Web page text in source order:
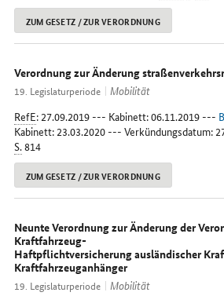
ZUM GESETZ / ZUR VERORDNUNG
Verordnung zur Änderung
19. Legislaturperiode
Mobilität
RefE: 27.09.2019 --- Kabinett: 06.11.2019 ---
Kabinett: 23.03.2020 --- Verkündungsdatum:
S.814
ZUM GESETZ / ZUR VERORDNUNG
Neunte Verordnung zur Änderung der
Kraftfahrzeug-
Haftpflichtversicherung ausländischer
Kraftfahrzeuganhänger
19. Legislaturperiode
Mobilität